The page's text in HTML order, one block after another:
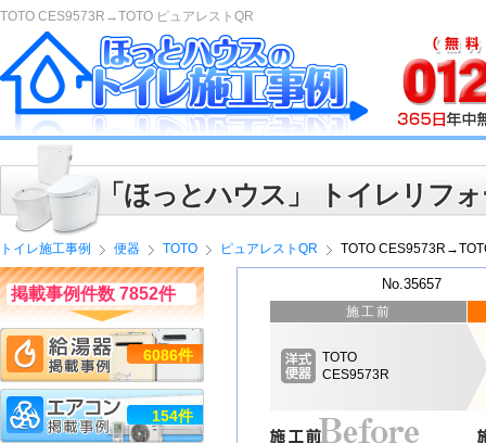
TOTO CES9573R→TOTO ピュアレストQR
「ほっとハウス」 トイレリフ
トイレ施工事例 便器 TOTO ピュアレストQR TOTO
No.35657
施工前
TOTO
CES9573R
掲載事例件数 7852件
6086件
154件